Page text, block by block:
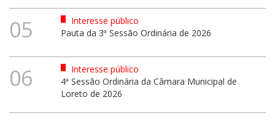
05
Interesse público
Pauta da 3ª Sessão Ordinária de 2026
06
Interesse público
4ª Sessão Ordinária da Câmara Municipal de
Loreto de 2026